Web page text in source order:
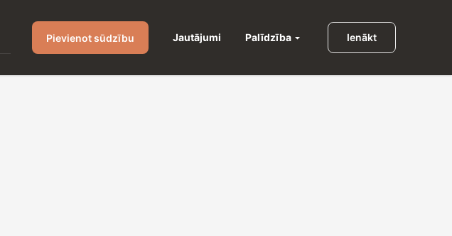
Pievienot sūdzību Jautājumi Palīdzība Ienākt